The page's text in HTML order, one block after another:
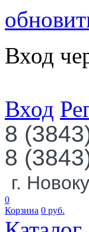
Вход
Вход
8
8
г.
0
Корзина 0 руб.